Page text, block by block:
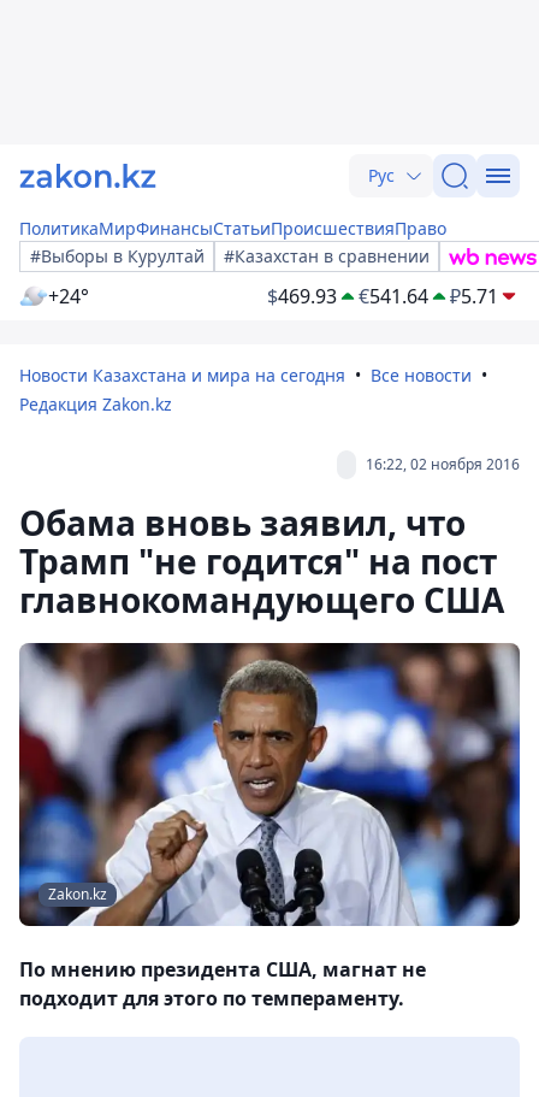
Рус
ПолитикаМирФинансыСтатьиПроисшествияПраво
#Выборы в Курултай
#Казахстан в сравнении
+24° $469.93 €541.64 ₽5.71
Новости Казахстана и мира на сегодня
Все новости
Редакция Zakon.kz
16:22, 02 ноября 2016
Обама вновь заявил, что
Трамп "не годится" на пост
главнокомандующего США
Zakon.kz
По мнению президента США, магнат не
подходит для этого по темпераменту.